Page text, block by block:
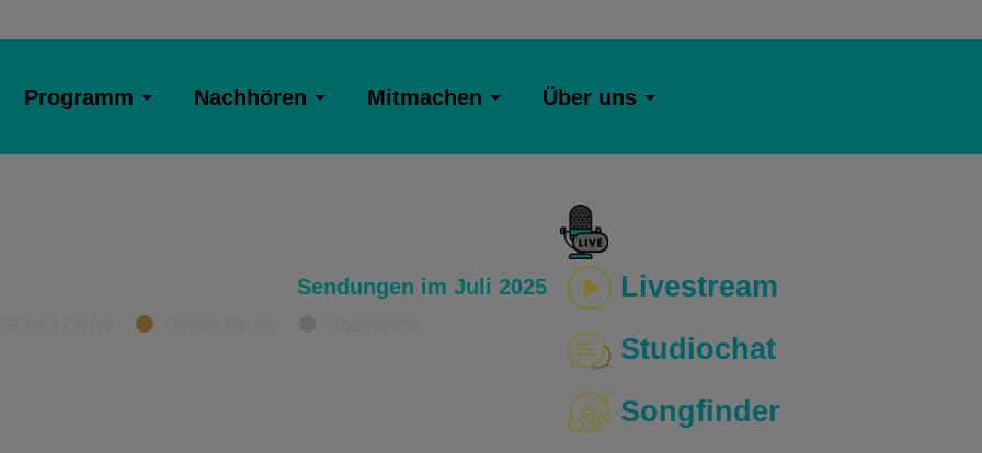
Programm Nachhören Mitmachen Über uns
Sendungen im Juli 2025
Livestream
Studiochat
Songfinder